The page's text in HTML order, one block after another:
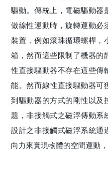
驅動。傳統上，電磁驅動器
做線性運動時，旋轉運動必
裝置，例如滾珠循環螺桿，
箱，然而這些限制了機器的
性直接驅動器不存在這些傳
能。然而線性直接驅動器可
到驅動器的方式的剛性以及
題，非接觸式之磁浮傳動系
設計之非接觸式磁浮系統通
向力來實現物體的空間運動，